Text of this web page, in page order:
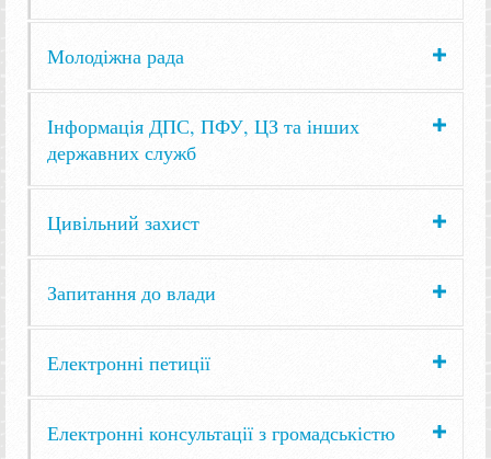
Молодіжна рада
Інформація ДПС, ПФУ, ЦЗ та інших
державних служб
Цивільний захист
Запитання до влади
Електронні петиції
Електронні консультації з громадськістю